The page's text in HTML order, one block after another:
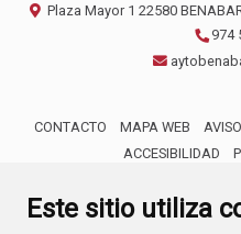
Este sitio utiliza
Plaza Mayor 1 22580
974
CONTACTO MAPA WEB
ACCESIBILIDAD